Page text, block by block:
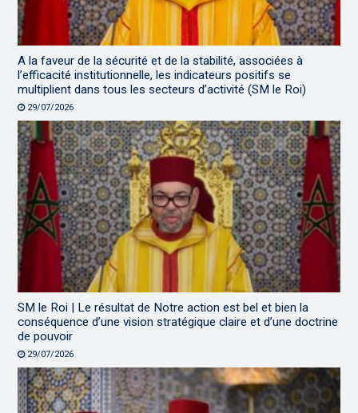
A la faveur de la sécurité et de la stabilité, associées à
l’efficacité institutionnelle, les indicateurs positifs se
multiplient dans tous les secteurs d’activité (SM le Roi)
29/07/2026
SM le Roi | Le résultat de Notre action est bel et bien la
conséquence d’une vision stratégique claire et d’une doctrine
de pouvoir
29/07/2026